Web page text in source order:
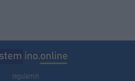
regulamin